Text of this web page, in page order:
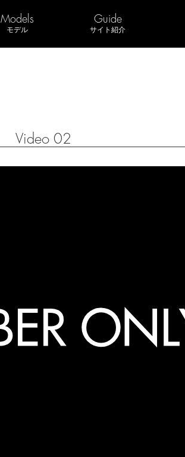
Models
モデル
Guide
サイト紹介
Video 02